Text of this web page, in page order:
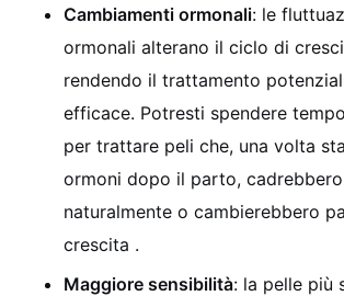
Cambiamenti ormonali: le
ormonali alterano il ciclo di
rendendo il trattamento
efficace. Potresti spendere
per trattare peli che, una volta
ormoni dopo il parto, cadrebbero
naturalmente o cambierebbero
crescita .
Maggiore sensibilità: la pelle più